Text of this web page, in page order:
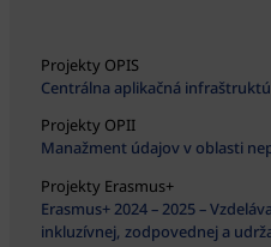
Projekty OPIS
Centrálna aplikačná
Projekty OPII
Manažment údajov v oblasti
Projekty Erasmus+
Erasmus+ 2024 – 2025 –
inkluzívnej, zodpovednej a